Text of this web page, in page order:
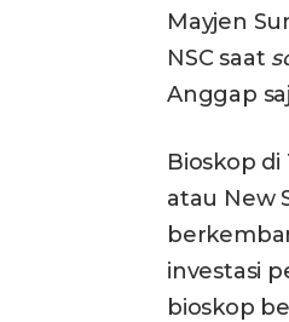
Mayjen
NSC saat
Anggap
Bioskop
atau New
investasi
bioskop